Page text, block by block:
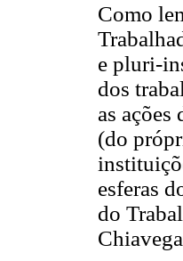
Como
e pluri-
dos
as
(do
esferas
do